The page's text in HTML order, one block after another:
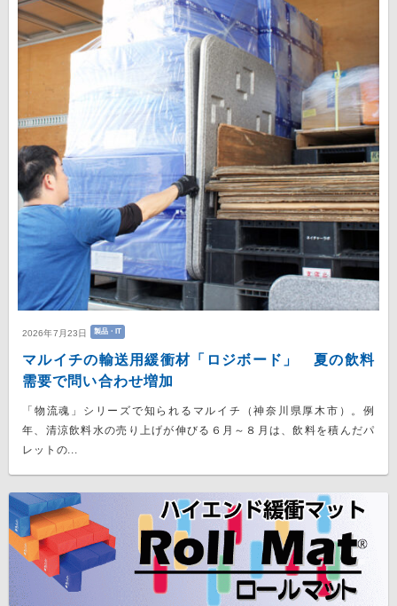
2026年7月23日 製品・IT
マルイチの輸送用緩衝材「ロジボード」 夏の飲料
需要で問い合わせ増加
「物流魂」シリーズで知られるマルイチ（神奈川県厚木市）。例
年、清涼飲料水の売り上げが伸びる６月～８月は、飲料を積んだパ
レットの...